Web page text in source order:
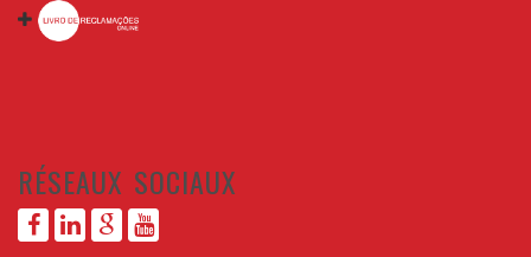
RÉSEAUX SOCIAUX